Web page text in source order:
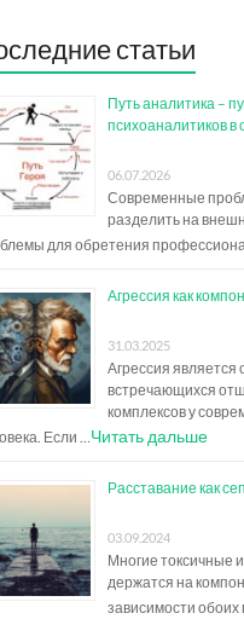
статьи
Путь аналитика –
психоаналитиков в
06.07.2026
Современные
разделить на
для обретения
Агрессия как
31.03.2025
Агрессия является
встречающихся
комплексов у
Если …Читать дальше
Расставание как
03.09.2024
Многие токсичные
держатся на
зависимости